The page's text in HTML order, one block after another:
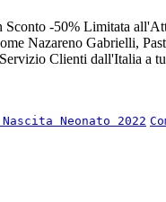
-50% Limitata
Nazareno Gabrielli,
Clienti dall'Italia a
Neonato 2022